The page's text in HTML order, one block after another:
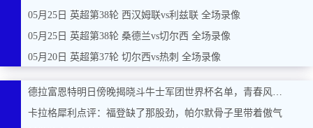
05月25日 英超第38轮 西汉姆联vs利兹联 全场录像
05月25日 英超第38轮 桑德兰vs切尔西 全场录像
05月20日 英超第37轮 切尔西vs热刺 全场录像
德拉富恩特明日傍晚揭晓斗牛士军团世界杯名单，青春风暴能否席卷美加墨？
卡拉格犀利点评：福登缺了那股劲，帕尔默骨子里带着傲气